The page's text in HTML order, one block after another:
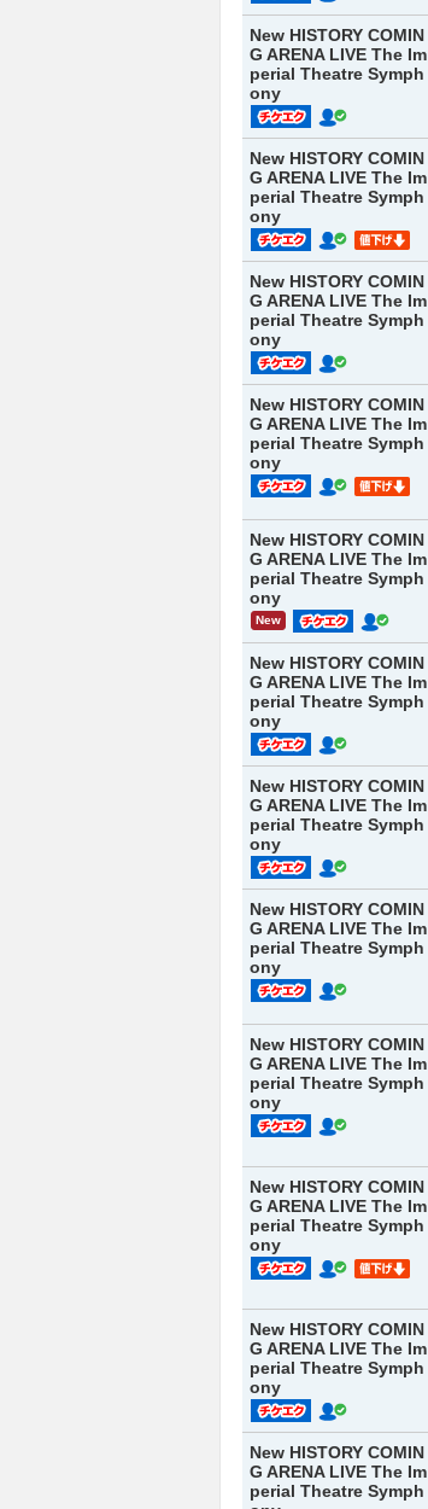
New HISTORY COMIN
G ARENA LIVE The Im
perial Theatre Symph
ony
New HISTORY COMIN
G ARENA LIVE The Im
perial Theatre Symph
ony
New HISTORY COMIN
G ARENA LIVE The Im
perial Theatre Symph
ony
New HISTORY COMIN
G ARENA LIVE The Im
perial Theatre Symph
ony
New HISTORY COMIN
G ARENA LIVE The Im
perial Theatre Symph
ony
New
New HISTORY COMIN
G ARENA LIVE The Im
perial Theatre Symph
ony
New HISTORY COMIN
G ARENA LIVE The Im
perial Theatre Symph
ony
New HISTORY COMIN
G ARENA LIVE The Im
perial Theatre Symph
ony
New HISTORY COMIN
G ARENA LIVE The Im
perial Theatre Symph
ony
New HISTORY COMIN
G ARENA LIVE The Im
perial Theatre Symph
ony
New HISTORY COMIN
G ARENA LIVE The Im
perial Theatre Symph
ony
New HISTORY COMIN
G ARENA LIVE The Im
perial Theatre Symph